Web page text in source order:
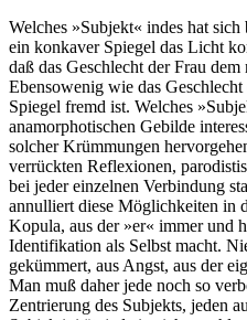
Welches »Subjekt« indes hat
ein konkaver Spiegel das Licht
daß das Geschlecht der Frau
Ebensowenig wie das
Spiegel fremd ist. Welches
anamorphotischen Gebilde
solcher Krümmungen
verrückten Reflexionen,
bei jeder einzelnen Verbindung
annulliert diese Möglichkeiten in
Kopula, aus der »er« immer und
Identifikation als Selbst macht.
gekümmert, aus Angst, aus der
Man muß daher jede noch so
Zentrierung des Subjekts, jeden